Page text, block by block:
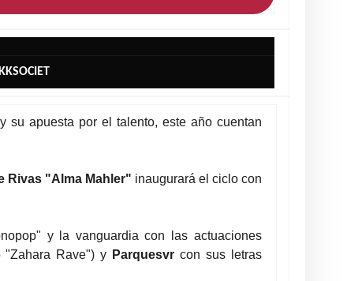
su apuesta por el talento, este año cuentan
Rivas "Alma Mahler" inaugurará el ciclo con
y la vanguardia con las actuaciones
"Zahara Rave") y Parquesvr con sus letras